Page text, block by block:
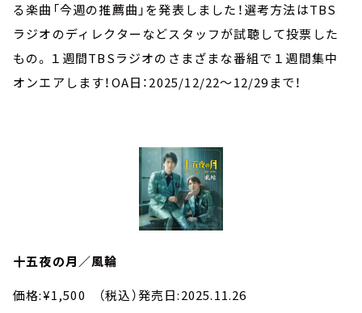
る楽曲「今週の推薦曲」を発表しました！選考方法はTBS
ラジオのディレクターなどスタッフが試聴して投票した
もの。１週間TBSラジオのさまざまな番組で１週間集中
オンエアします！OA日：2025/12/22～12/29まで！
十五夜の月／風輪
価格:¥1,500 （税込）発売日:2025.11.26